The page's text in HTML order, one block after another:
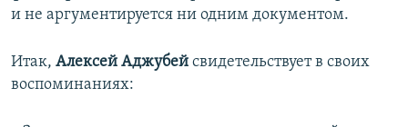
и не аргументируется ни одним документом.
Итак, Алексей Аджубей свидетельствует в своих
воспоминаниях: